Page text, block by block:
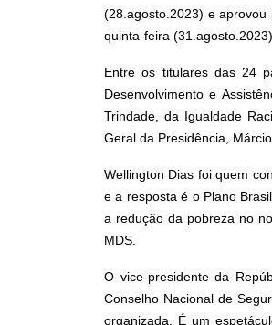
(28.agosto.2023) e
quinta-feira
Entre os titulares das 24
Desenvolvimento e
Trindade, da Igualdade
Geral da Presidência,
Wellington Dias foi quem
e a resposta é o Plano
a redução da pobreza no
MDS.
O vice-presidente da
Conselho Nacional de
organizada. É um